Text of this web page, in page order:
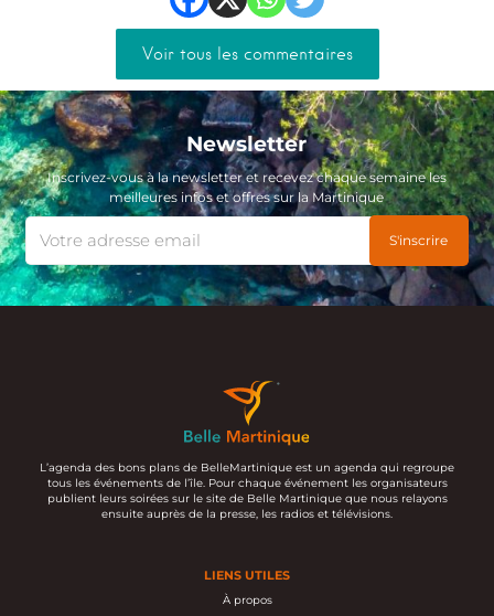
Voir tous les commentaires
Newsletter
Inscrivez-vous à la newsletter et recevez chaque semaine les
meilleures infos et offres sur la Martinique
L’agenda des bons plans de BelleMartinique est un agenda qui regroupe
tous les événements de l’île. Pour chaque événement les organisateurs
publient leurs soirées sur le site de Belle Martinique que nous relayons
ensuite auprès de la presse, les radios et télévisions.
LIENS UTILES
À propos